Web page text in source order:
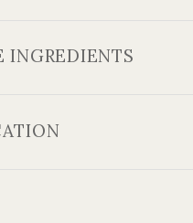
INGREDIENTS